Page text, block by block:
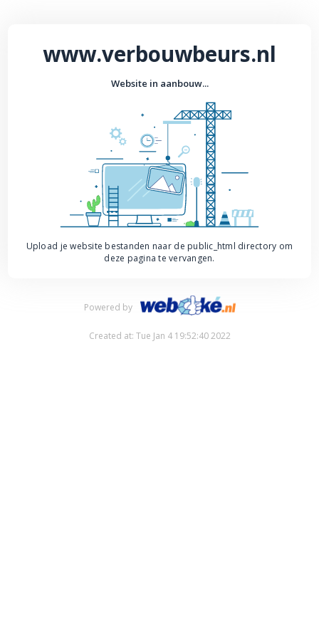
www.verbouwbeurs.nl
Website in aanbouw...
Upload je website bestanden naar de public_html directory om
deze pagina te vervangen.
Powered by
Created at: Tue Jan 4 19:52:40 2022